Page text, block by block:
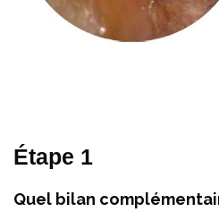
Étape 1
Quel bilan